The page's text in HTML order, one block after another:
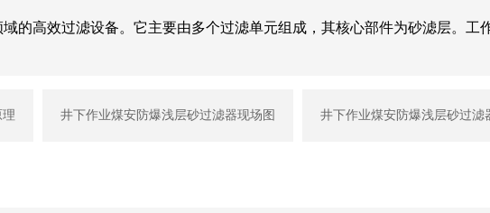
的高效过滤设备。它主要由多个过滤单元组成，其核心部件为砂滤层。工
井下作业煤安防爆浅层砂过滤器现场图 井下作业煤安防爆浅层砂过滤